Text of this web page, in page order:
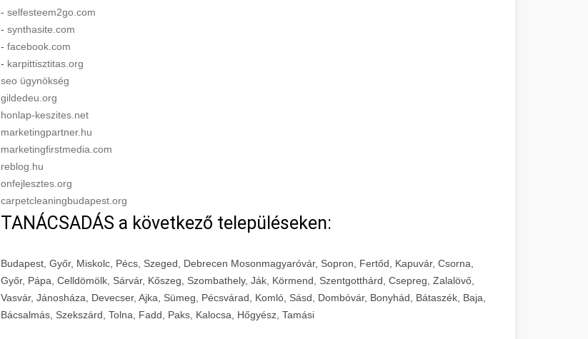
- selfesteem2go.com
- synthasite.com
- facebook.com
- karpittisztitas.org
seo ügynökség
gildedeu.org
honlap-keszites.net
marketingpartner.hu
marketingfirstmedia.com
reblog.hu
onfejlesztes.org
carpetcleaningbudapest.org
TANÁCSADÁS a következő településeken:
Budapest, Győr, Miskolc, Pécs, Szeged, Debrecen Mosonmagyaróvár, Sopron, Fertőd, Kapuvár, Csorna,
Győr, Pápa, Celldömölk, Sárvár, Kőszeg, Szombathely, Ják, Körmend, Szentgotthárd, Csepreg, Zalalövő,
Vasvár, Jánosháza, Devecser, Ajka, Sümeg, Pécsvárad, Komló, Sásd, Dombóvár, Bonyhád, Bátaszék, Baja,
Bácsalmás, Szekszárd, Tolna, Fadd, Paks, Kalocsa, Hőgyész, Tamási